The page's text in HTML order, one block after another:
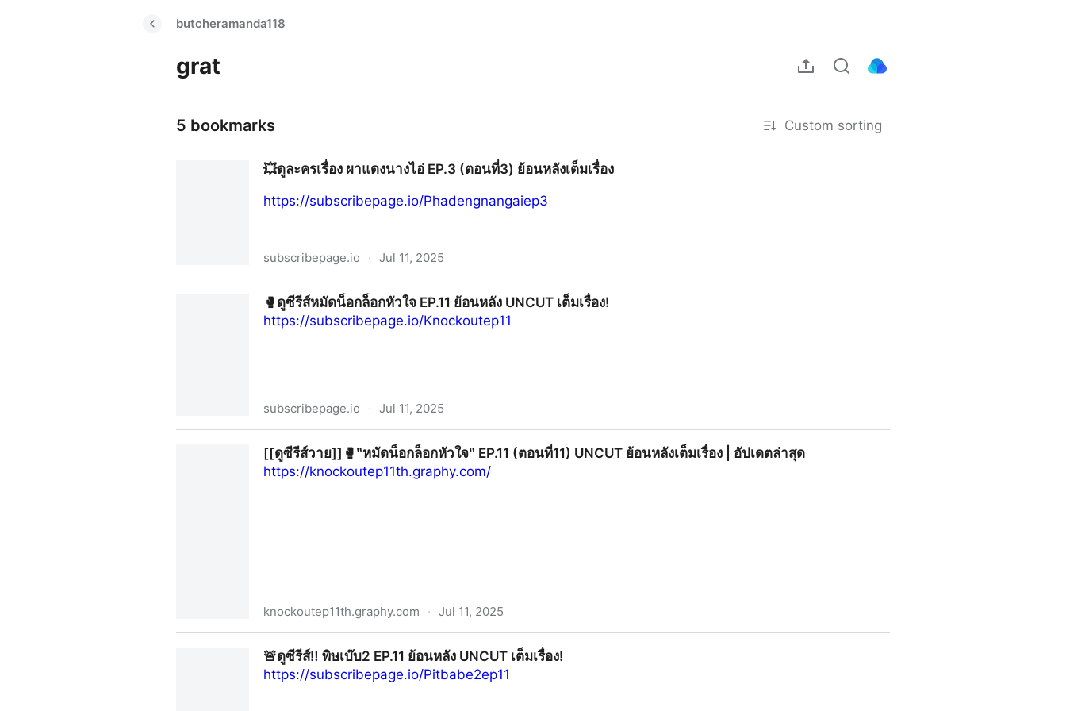
butcheramanda118
grat
5 bookmarks Custom sorting
💥ดูละครเรื่อง ผาแดงนางไอ่ EP.3 (ตอนที่3) ย้อนหลังเต็มเรื่อง
https://subscribepage.io/Phadengnangaiep3
subscribepage.io · Jul 11, 2025
🥊ดูซีรีส์หมัดน็อกล็อกหัวใจ EP.11 ย้อนหลัง UNCUT เต็มเรื่อง!
https://subscribepage.io/Knockoutep11
subscribepage.io · Jul 11, 2025
[[ดูซีรีส์วาย]]🥊‶หมัดน็อกล็อกหัวใจ‶ EP.11 (ตอนที่11) UNCUT ย้อนหลังเต็มเรื่อง | อัปเดตล่าสุด
https://knockoutep11th.graphy.com/
knockoutep11th.graphy.com · Jul 11, 2025
🚨ดูซีรีส์‼️ พิษเบ๊บ2 EP.11 ย้อนหลัง UNCUT เต็มเรื่อง!
https://subscribepage.io/Pitbabe2ep11